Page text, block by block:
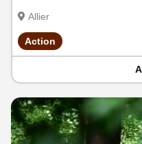
Allier
Action